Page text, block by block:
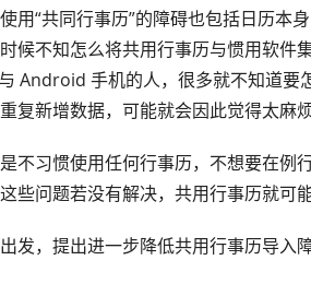
用“共同行事历”的障碍也包括日历本
候不知怎么将共用行事历与惯用软件
Android 手机的人，很多就不知道要
复新增数据，可能就会因此觉得太麻
不习惯使用任何行事历，不想要在例
些问题若没有解决，共用行事历就可
发，提出进一步降低共用行事历导入